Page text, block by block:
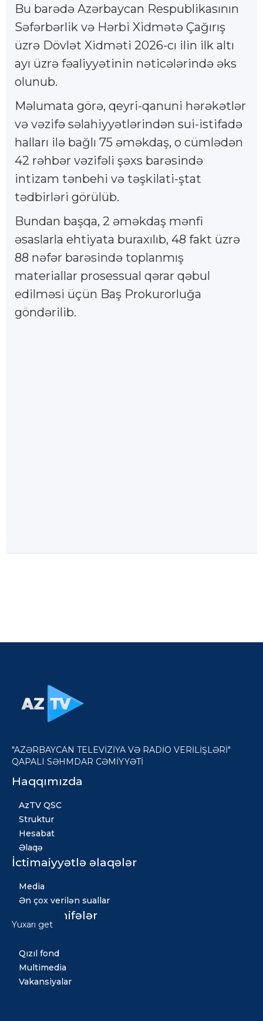
Bu barədə Azərbaycan Respublikasının
Səfərbərlik və Hərbi Xidmətə Çağırış
üzrə Dövlət Xidməti 2026-cı ilin ilk altı
ayı üzrə fəaliyyətinin nəticələrində əks
olunub.
Məlumata görə, qeyri-qanuni hərəkətlər
və vəzifə səlahiyyətlərindən sui-istifadə
halları ilə bağlı 75 əməkdaş, o cümlədən
42 rəhbər vəzifəli şəxs barəsində
intizam tənbehi və təşkilati-ştat
tədbirləri görülüb.
Bundan başqa, 2 əməkdaş mənfi
əsaslarla ehtiyata buraxılıb, 48 fakt üzrə
88 nəfər barəsində toplanmış
materiallar prosessual qərar qəbul
edilməsi üçün Baş Prokurorluğa
göndərilib.
"AZƏRBAYCAN TELEVİZİYA VƏ RADİO VERİLİŞLƏRİ"
QAPALI SƏHMDAR CƏMİYYƏTİ
Haqqımızda
AzTV QSC
Struktur
Hesabat
Əlaqə
İctimaiyyətlə əlaqələr
Media
Ən çox verilən suallar
Digər səhifələr
Qızıl fond
Multimedia
Vakansiyalar
Yuxarı get